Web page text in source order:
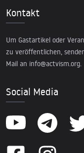
Kontakt
Um Gastartikel oder
zu veröffentlichen,
Mail an info@actvism.org.
Social Media